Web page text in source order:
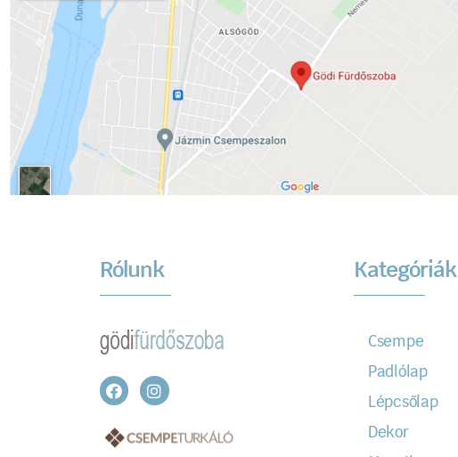
Rólunk Kategóriák
Csempe
Padlólap
Lépcsőlap
Dekor